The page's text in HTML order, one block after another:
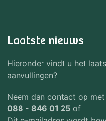
Laatste nieuws
Hieronder vindt u het
aanvullingen?
Neem dan contact op
088 - 846 01 25 of